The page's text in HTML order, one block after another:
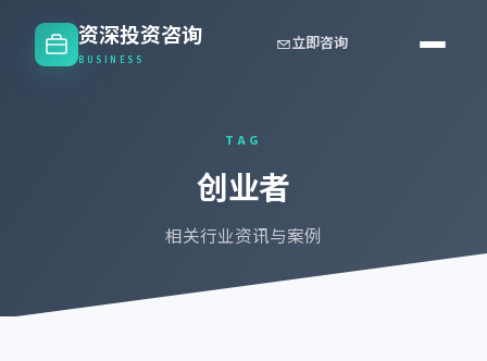
资深投资咨询
BUSINESS
立即咨询
TAG
创业者
相关行业资讯与案例